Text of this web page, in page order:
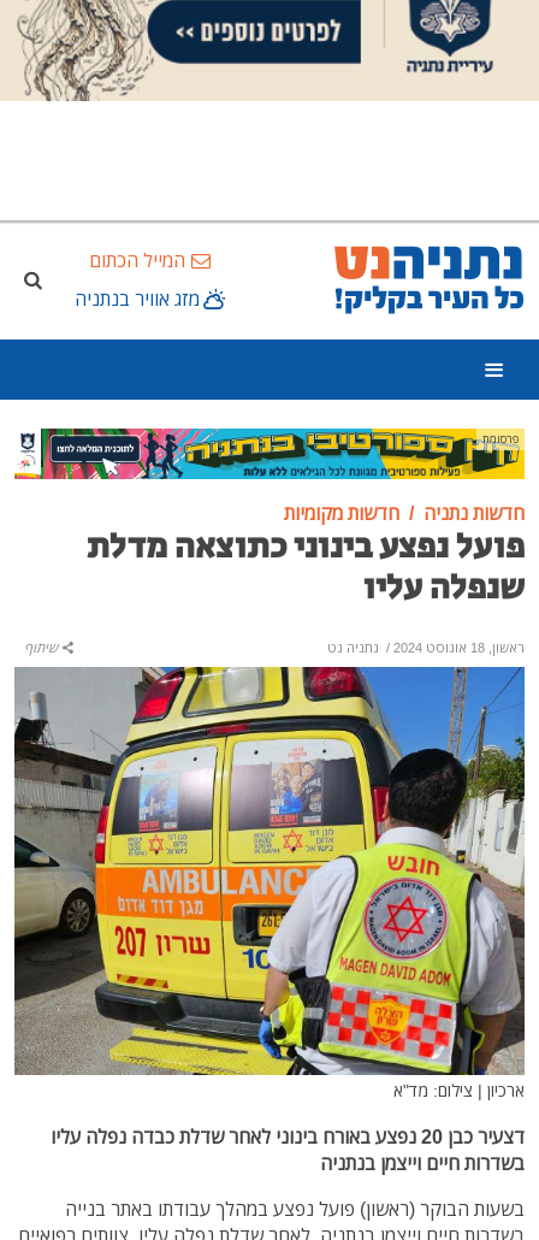
המייל הכתום
מזג אוויר בנתניה
פרסומת
חדשות נתניה חדשות מקומיות
פועל נפצע בינוני כתוצאה מדלת
שנפלה עליו
ראשון, 18 אוגוסט 2024 / נתניה נט שיתוף
ארכיון | צילום: מד"א
דצעיר כבן 20 נפצע באורח בינוני לאחר שדלת כבדה נפלה עליו
בשדרות חיים וייצמן בנתניה
בשעות הבוקר (ראשון) פועל נפצע במהלך עבודתו באתר בנייה
בשדרות חיים וייצמן בנתניה, לאחר שדלת נפלה עליו. צוותים רפואיים